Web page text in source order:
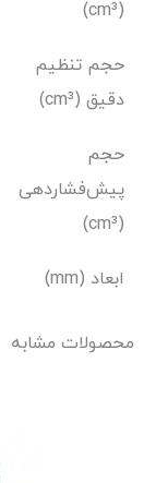
(cm³)
حجم تنظیم
دقیق (cm³)
حجم
پیش‌فشاردهی
(cm³)
ابعاد (mm)
محصولات مشابه